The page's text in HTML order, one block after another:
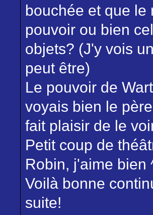
bouchée et que le
pouvoir ou bien
objets? (J'y vois
peut être)
Le pouvoir de
voyais bien le
fait plaisir de le
Petit coup de
Robin, j'aime bien
Voilà bonne
suite!